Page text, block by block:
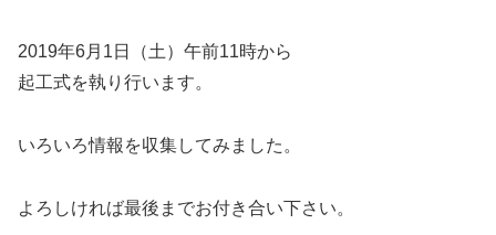
2019年6月1日（土）午前11時から
起工式を執り行います。
いろいろ情報を収集してみました。
よろしければ最後までお付き合い下さい。